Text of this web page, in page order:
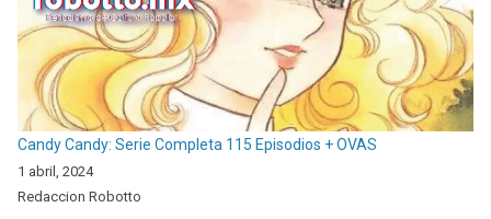
Candy Candy: Serie Completa 115 Episodios + OVAS
1 abril, 2024
Redaccion Robotto